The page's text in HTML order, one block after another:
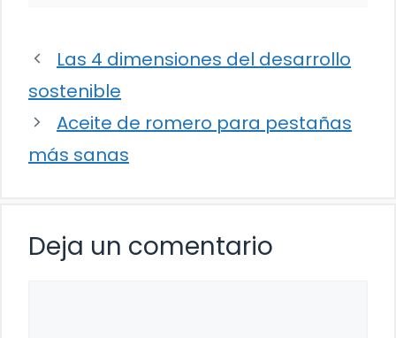
Las 4 dimensiones del desarrollo
sostenible
Aceite de romero para pestañas
más sanas
Deja un comentario